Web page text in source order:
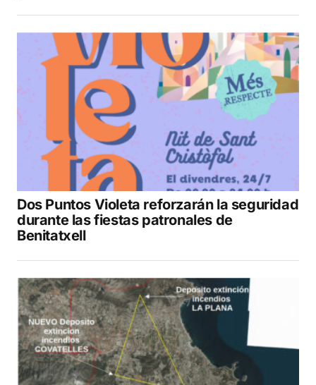
Dos Puntos Violeta reforzarán la seguridad
durante las fiestas patronales de
Benitatxell